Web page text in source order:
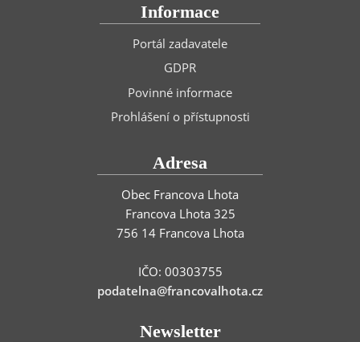
Informace
Portál zadavatele
GDPR
Povinné informace
Prohlášení o přístupnosti
Adresa
Obec Francova Lhota
Francova Lhota 325
756 14 Francova Lhota
IČO: 00303755
podatelna@francovalhota.cz
Newsletter